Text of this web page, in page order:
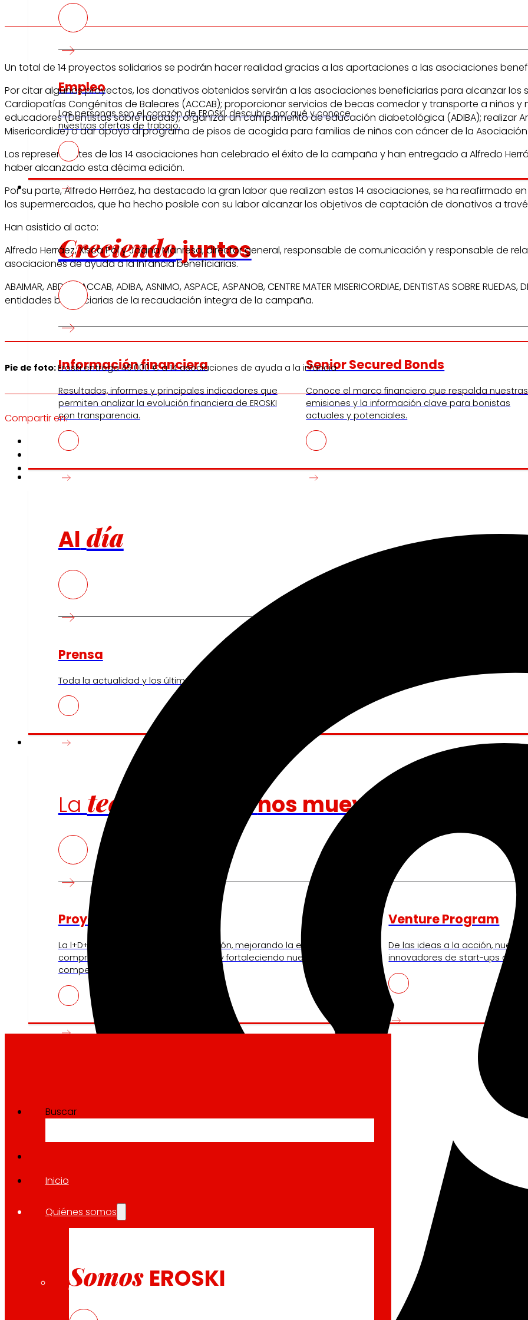
Empleo
Las personas son el corazón de EROSKI, descubre por qué y conoce
nuestras ofertas de trabajo.
Inversores
Creciendo juntos
Información financiera
Resultados, informes y principales indicadores que
permiten analizar la evolución financiera de EROSKI
con transparencia.
Senior Secured Bonds
Conoce el marco financiero que respalda nuestras
emisiones y la información clave para bonistas
actuales y potenciales.
Prensa
Al día
Prensa
Toda la actualidad y los últimos pasos de EROSKI a tu alcance.
Innovación
La tecnología quenos mueve
Proyectos de innovación
La l+D+i impulsa nuestra transformación, mejorando la experiencia de
compra, reforzando la sostenibilidad y fortaleciendo nuestra
competitividad.
Venture Program
De las ideas a la acción,
innovadores de start-ups que
Buscar
Inicio
Quiénes somos
Somos EROSKI
Un total de 14 proyectos solidarios se podrán hacer realidad gracias a las aportaciones a las asociaciones
Por citar algunos proyectos, los donativos obtenidos servirán a las asociaciones beneficiarias para alcanzar
Cardiopatías Congénitas de Baleares (ACCAB); proporcionar servicios de becas comedor y transporte a niños
educadores (Dentistas sobre ruedas); organizar un campamento de educación diabetológica (ADIBA); realizar
Misericordiae) o dar apoyo al programa de pisos de acogida para familias de niños con cáncer de la Asociación
Los representantes de las 14 asociaciones han celebrado el éxito de la campaña y han entregado a Alfredo
haber alcanzado esta décima edición.
Por su parte, Alfredo Herráez, ha destacado la gran labor que realizan estas 14 asociaciones, se ha
los supermercados, que ha hecho posible con su labor alcanzar los objetivos de captación de donativos a
Han asistido al acto:
Alfredo Herráez, Xisca Pol y Joana Manresa, director general, responsable de comunicación y responsable de
asociaciones de ayuda a la infancia beneficiarias.
ABAIMAR, ABDEM, ACCAB, ADIBA, ASNIMO, ASPACE, ASPANOB, CENTRE MATER MISERICORDIAE, DENTISTAS SOBRE
entidades beneficiarias de la recaudación íntegra de la campaña.
Pie de foto:Eroski entrega 49.000 € a 14 asociaciones de ayuda a la infancia
Compartir en: